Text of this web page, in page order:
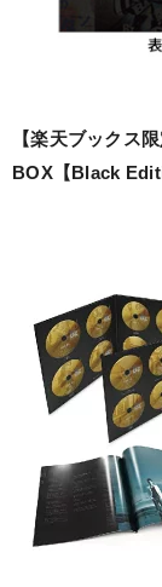
【楽天ブックス
BOX【Black